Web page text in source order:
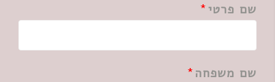
שם פרטי
שם משפחה